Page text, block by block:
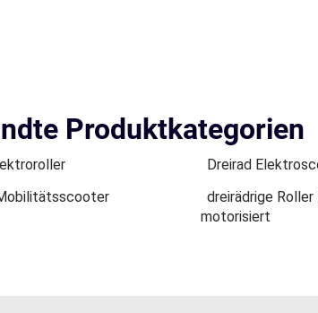
Produktkategorien
Dreirad
dreirädrige
motorisiert